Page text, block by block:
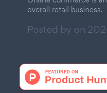
overall retail business.
Posted by on